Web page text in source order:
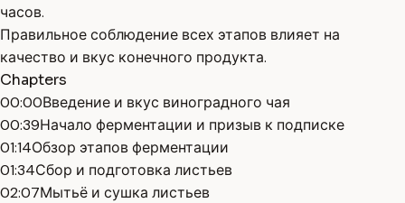
часов.
Правильное соблюдение всех этапов влияет на
качество и вкус конечного продукта.
Chapters
00:00Введение и вкус виноградного чая
00:39Начало ферментации и призыв к подписке
01:14Обзор этапов ферментации
01:34Сбор и подготовка листьев
02:07Мытьё и сушка листьев